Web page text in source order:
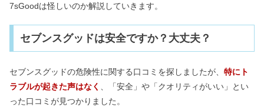
デビルズトリックで黒髪は染まる？混
ぜる使い方はOK？口コミ調査
電気バリブラシは意味ない？おばさん
が使い続けると効果ない？
7sGoodは怪しいのか解説していきます。
セブンスグッドは安全ですか？大丈夫？
セブンスグッドの危険性に関する口コミを探しましたが、 特にト
ラブルが起きた声はなく 、「安全」や「クオリティがいい」とい
った口コミが見つかりました。